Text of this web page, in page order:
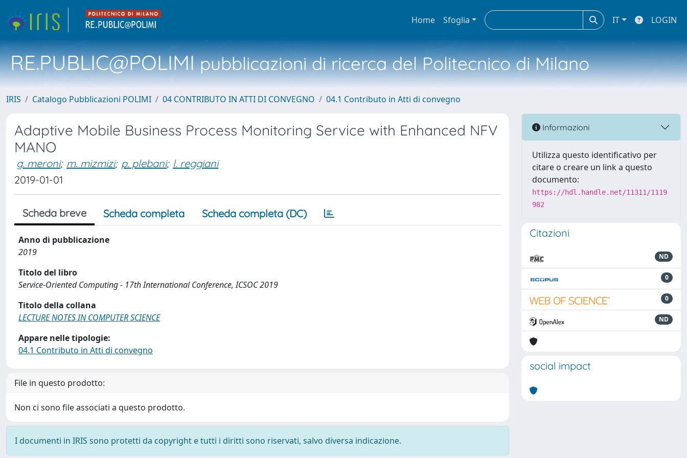
Home Sfoglia IT LOGIN
RE.PUBLIC@POLIMIpubblicazioni di ricerca del Politecnico di Milano
IRIS Catalogo Pubblicazioni POLIMI 04 CONTRIBUTO IN ATTI DI CONVEGNO 04.1 Contributo in Atti di convegno
Adaptive Mobile Business Process Monitoring Service with Enhanced NFV
MANO
g. meroni; m. mizmizi; p. plebani; l. reggiani
2019-01-01
Scheda breve Scheda completa Scheda completa (DC)
Anno di pubblicazione
2019
Titolo del libro
Service-Oriented Computing - 17th International Conference, ICSOC 2019
Titolo della collana
LECTURE NOTES IN COMPUTER SCIENCE
Appare nelle tipologie:
04.1 Contributo in Atti di convegno
File in questo prodotto:
Non ci sono file associati a questo prodotto.
I documenti in IRIS sono protetti da copyright e tutti i diritti sono riservati, salvo diversa indicazione.
Informazioni
Utilizza questo identificativo per
citare o creare un link a questo
documento:
https://hdl.handle.net/11311/1119
982
Citazioni
ND
0
0
ND
social impact